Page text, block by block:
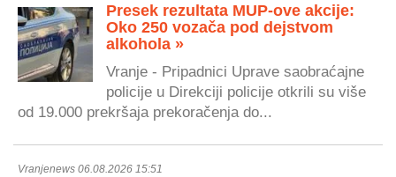
Presek rezultata MUP-ove akcije:
Oko 250 vozača pod dejstvom
alkohola »
Vranje - Pripadnici Uprave saobraćajne
policije u Direkciji policije otkrili su više
od 19.000 prekršaja prekoračenja do...
Vranjenews 06.08.2026 15:51